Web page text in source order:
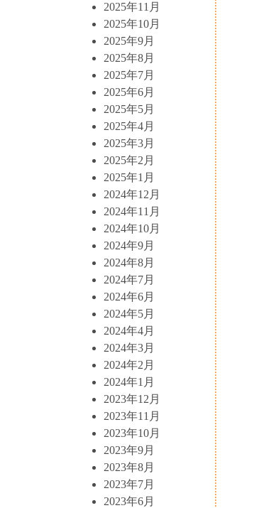
2025年11月
2025年10月
2025年9月
2025年8月
2025年7月
2025年6月
2025年5月
2025年4月
2025年3月
2025年2月
2025年1月
2024年12月
2024年11月
2024年10月
2024年9月
2024年8月
2024年7月
2024年6月
2024年5月
2024年4月
2024年3月
2024年2月
2024年1月
2023年12月
2023年11月
2023年10月
2023年9月
2023年8月
2023年7月
2023年6月